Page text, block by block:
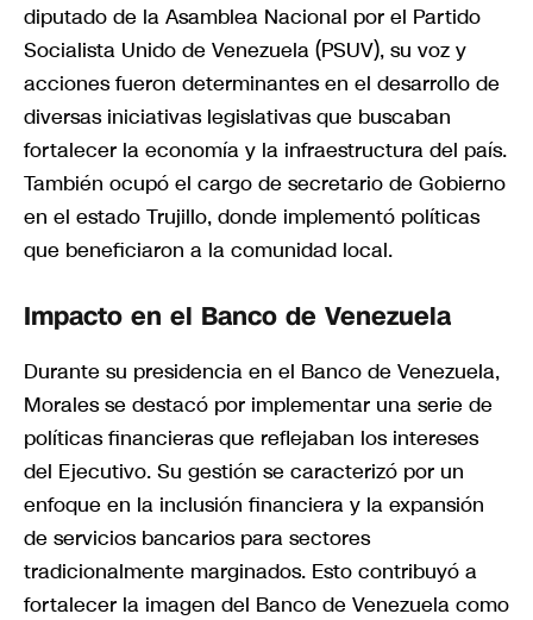
diputado de la Asamblea Nacional por el Partido
Socialista Unido de Venezuela (PSUV), su voz y
acciones fueron determinantes en el desarrollo de
diversas iniciativas legislativas que buscaban
fortalecer la economía y la infraestructura del país.
También ocupó el cargo de secretario de Gobierno
en el estado Trujillo, donde implementó políticas
que beneficiaron a la comunidad local.
Impacto en el Banco de Venezuela
Durante su presidencia en el Banco de Venezuela,
Morales se destacó por implementar una serie de
políticas financieras que reflejaban los intereses
del Ejecutivo. Su gestión se caracterizó por un
enfoque en la inclusión financiera y la expansión
de servicios bancarios para sectores
tradicionalmente marginados. Esto contribuyó a
fortalecer la imagen del Banco de Venezuela como